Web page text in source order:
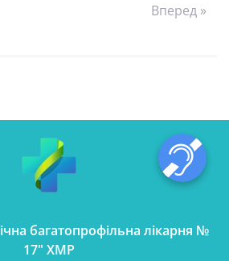
Вперед »
багатопрофільна лікарня №
17" ХМР